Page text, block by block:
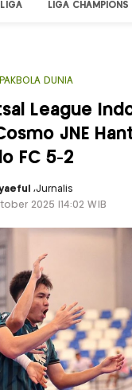
LIGA CHAMPIONS
DUNIA
League
JNE
FC 5-2
,Jurnalis
2025 |14:02 WIB